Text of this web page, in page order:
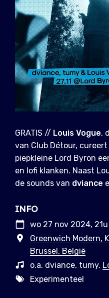
GRATIS // Louis Vogue,
van Club Détour,
piepkleine Lord Byron
en lofi klanken. Naast
de sounds van dviance
INFO
wo 27 nov 2024, 21u
Greenwich Modern,
Brussel, België
o.a. dviance, tumy,
Experimenteel